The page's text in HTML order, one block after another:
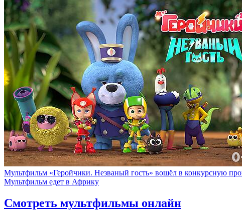
Мультфильм «Геройчики. Незваный гость» вошёл в конкурсную
Мультфильм едет в Африку
Смотреть мультфильмы онлайн